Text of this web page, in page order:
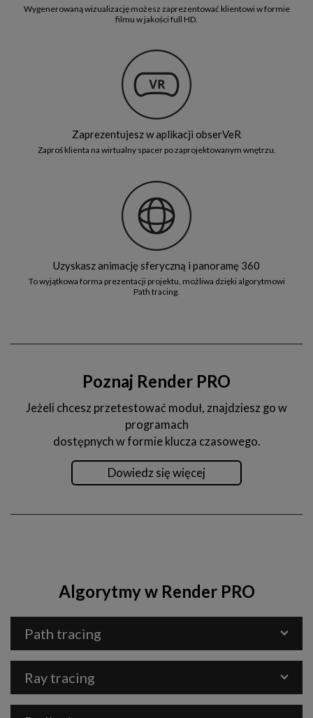
Wygenerowaną wizualizację możesz zaprezentować klientowi w formie
filmu w jakości full HD.
Zaprezentujesz w aplikacji obserVeR
Zaproś klienta na wirtualny spacer po zaprojektowanym wnętrzu.
Uzyskasz animację sferyczną i panoramę 360
To wyjątkowa forma prezentacji projektu, możliwa dzięki algorytmowi
Path tracing.
Poznaj Render PRO
Jeżeli chcesz przetestować moduł, znajdziesz go w
programach
dostępnych w formie klucza czasowego.
Dowiedz się więcej
Algorytmy w Render PRO
Path tracing
Ray tracing